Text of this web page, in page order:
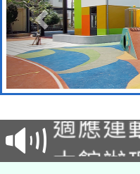
本校
招甄選
招)
適應運
本館辦